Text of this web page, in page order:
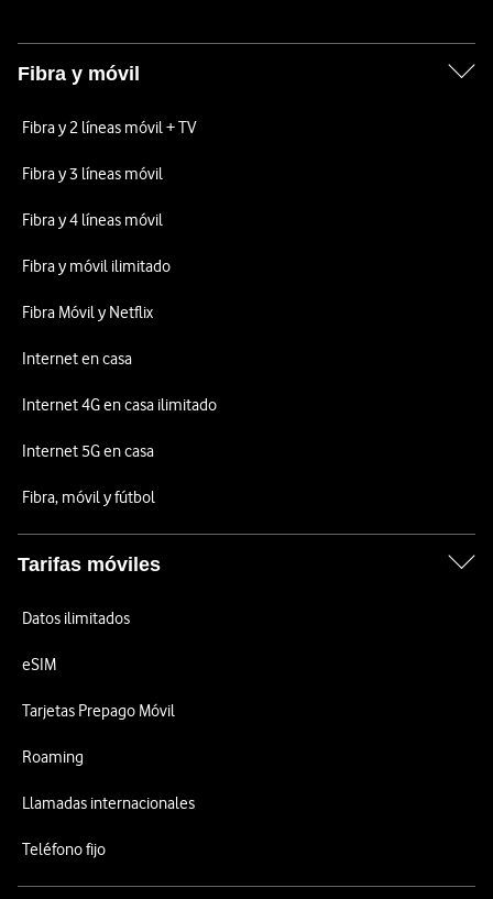
Fibra y móvil
Fibra y 2 líneas móvil + TV
Fibra y 3 líneas móvil
Fibra y 4 líneas móvil
Fibra y móvil ilimitado
Fibra Móvil y Netflix
Internet en casa
Internet 4G en casa ilimitado
Internet 5G en casa
Fibra, móvil y fútbol
Tarifas móviles
Datos ilimitados
eSIM
Tarjetas Prepago Móvil
Roaming
Llamadas internacionales
Teléfono fijo